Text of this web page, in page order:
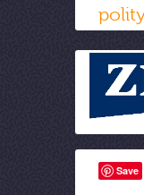
Save